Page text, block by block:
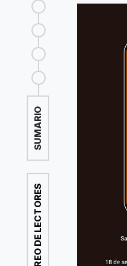
SUMARIO
CORREO DE LECTORES